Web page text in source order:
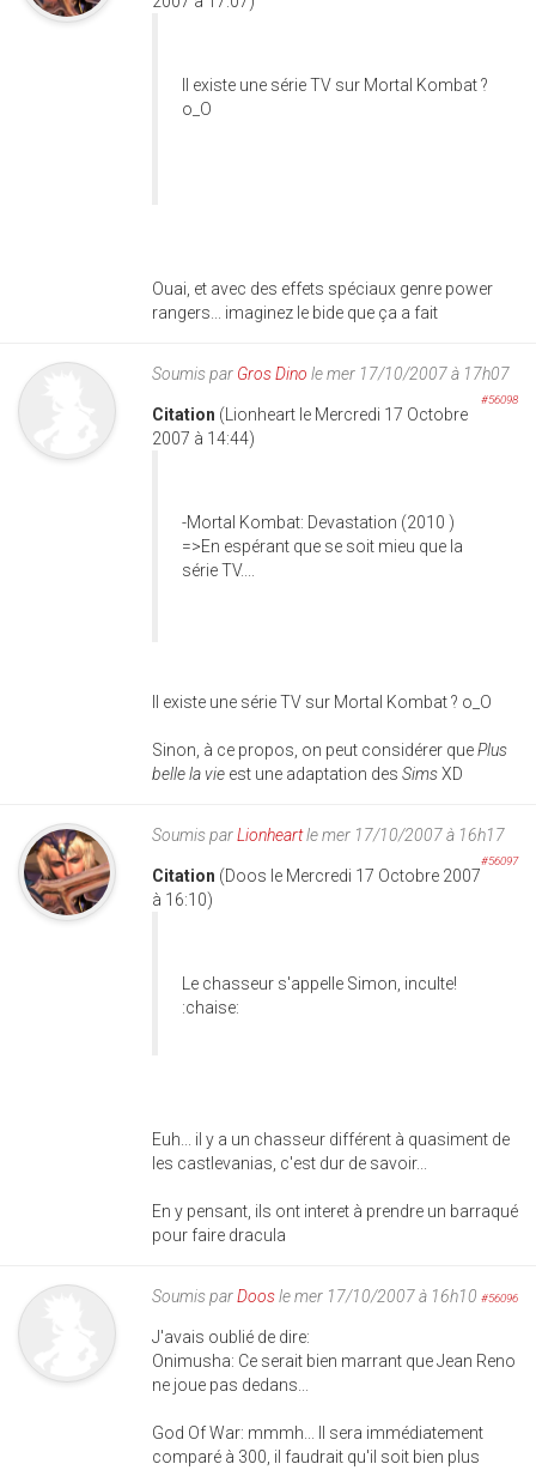
Il existe une série TV sur Mortal Kombat ?
o_O
Ouai, et avec des effets spéciaux genre power
rangers... imaginez le bide que ça a fait
Soumis par Gros Dino le mer 17/10/2007 à 17h07
#56098
Citation (Lionheart le Mercredi 17 Octobre
2007 à 14:44)
-Mortal Kombat: Devastation (2010 )
=>En espérant que se soit mieu que la
série TV....
Il existe une série TV sur Mortal Kombat ? o_O
Sinon, à ce propos, on peut considérer quePlus
belle la vie est une adaptation des SimsXD
Soumis parLionheartle mer 17/10/2007 à 16h17
#56097
Citation (Doos le Mercredi 17 Octobre 2007
à 16:10)
Le chasseur s'appelle Simon, inculte!
:chaise:
Euh... il y a un chasseur différent à quasiment de
les castlevanias, c'est dur de savoir...
En y pensant, ils ont interet à prendre un barraqué
pour faire dracula
Soumis parDoosle mer 17/10/2007 à 16h10 #56096
J'avais oublié de dire:
Onimusha: Ce serait bien marrant que Jean Reno
ne joue pas dedans...
God Of War: mmmh... Il sera immédiatement
comparé à 300, il faudrait qu'il soit bien plus